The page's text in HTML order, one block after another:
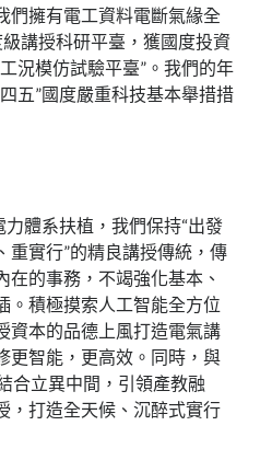
們擁有電工資料電斷氣緣全
講授科研平臺，獲國度投資
況模仿試驗平臺”。我們的年
五”國度嚴重科技基本舉措措
力體系扶植，我們保持“出發
重實行”的精良講授傳統，傳
在的事務，不竭強化基本、
。積極摸索人工智能全方位
資本的品德上風打造電氣講
更智能，更高效。同時，與
合立異中間，引領產教融
，打造全天候、沉醉式實行